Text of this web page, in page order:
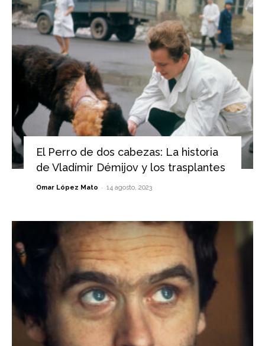
El Perro de dos cabezas: La historia
de Vladímir Démijov y los trasplantes
Omar López Mato - 14 agosto, 2023